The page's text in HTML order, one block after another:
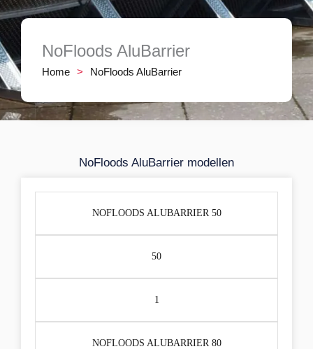
NoFloods AluBarrier
Home > NoFloods AluBarrier
NoFloods AluBarrier modellen
NOFLOODS ALUBARRIER 50
50
1
NOFLOODS ALUBARRIER 80